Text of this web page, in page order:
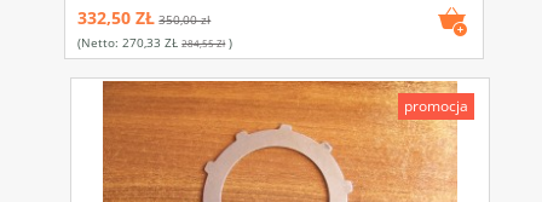
332,50 ZŁ 350,00 zł
(netto: 270,33 ZŁ 284,55 Zł)
promocja